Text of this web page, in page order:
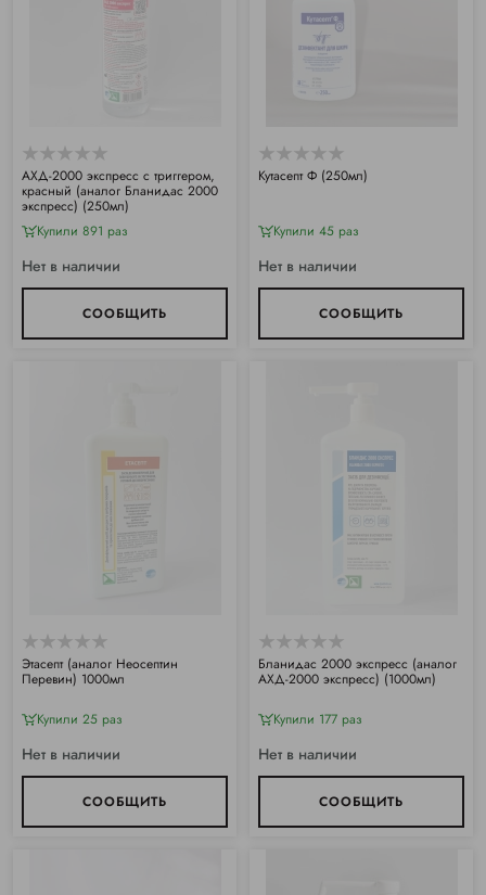
АХД-2000 экспресс с триггером,
красный (аналог Бланидас 2000
экспресс) (250мл)
Купили 891 раз
Нет в наличии
СООБЩИТЬ
Кутасепт Ф (250мл)
Купили 45 раз
Нет в наличии
СООБЩИТЬ
Этасепт (аналог Неосептин
Перевин) 1000мл
Купили 25 раз
Нет в наличии
СООБЩИТЬ
Бланидас 2000 экспресс (аналог
АХД-2000 экспресс) (1000мл)
Купили 177 раз
Нет в наличии
СООБЩИТЬ